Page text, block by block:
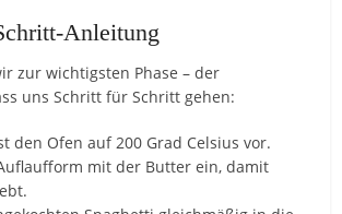
Anleitung
zur wichtigsten Phase – der
uns Schritt für Schritt gehen:
den Ofen auf 200 Grad Celsius vor.
mit der Butter ein, damit